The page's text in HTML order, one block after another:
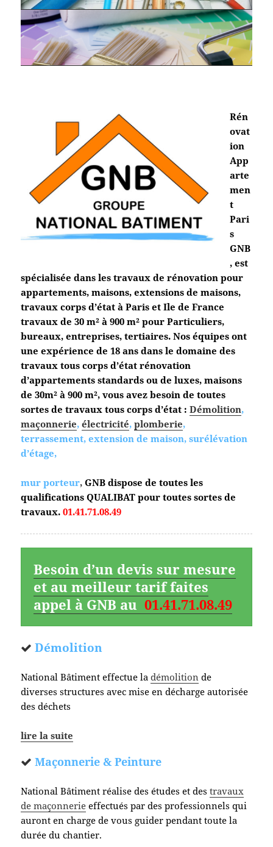
Rén
ovat
ion
App
arte
men
t
Pari
s
GNB
, est
spécialisée dans les travaux de rénovation pour
appartements, maisons, extensions de maisons,
travaux corps d’état à Paris et Ile de France
travaux de 30 m² à 900 m² pour Particuliers,
bureaux, entreprises, tertiaires. Nos équipes ont
une expérience de 18 ans dans le domaine des
travaux tous corps d’état rénovation
d’appartements standards ou de luxes, maisons
de 30m² à 900 m², vous avez besoin de toutes
sortes de travaux tous corps d’état : Démolition,
maçonnerie,électricité,plomberie,
terrassement, extension de maison, surélévation
d’étage,
mur porteur,GNB dispose de toutes les
qualifications QUALIBAT pour toutes sortes de
travaux.01.41.71.08.49
Besoin d’un devis sur mesure
et au meilleur tarif faites
appel à GNB au01.41.71.08.49
Démolition
National Bâtiment effectue ladémolition de
diverses structures avec mise en décharge autorisée
des déchets
lire la suite
Maçonnerie & Peinture
National Bâtiment réalise des études et destravaux
de maçonnerie effectués par des professionnels qui
auront en charge de vous guider pendant toute la
durée du chantier.